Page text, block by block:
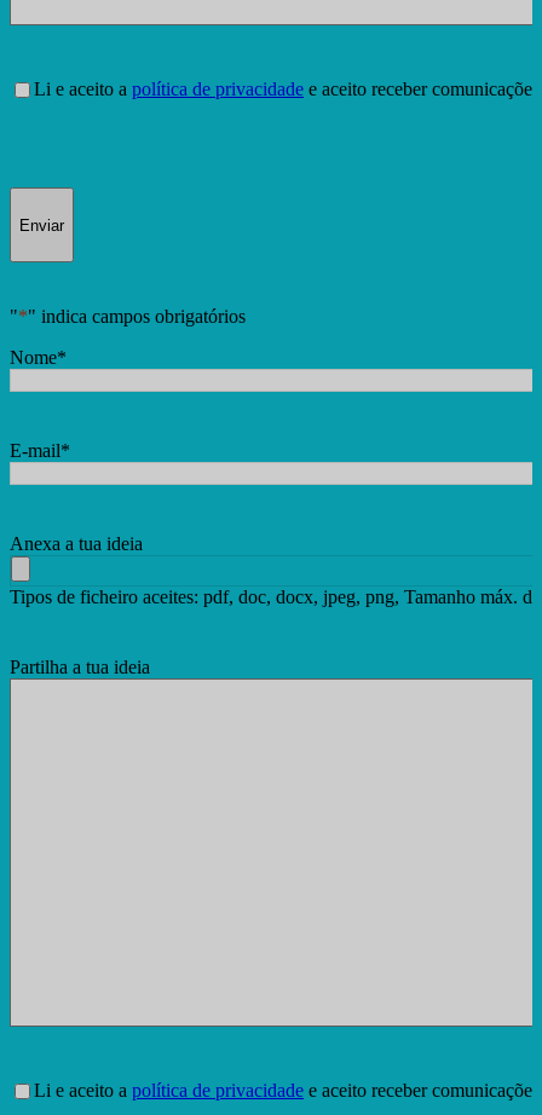
Consentimento*
Li e aceito a política de privacidade e aceito receber
Enviar
"*" indica campos obrigatórios
Nome*
E-mail*
Anexa a tua ideia
Tipos de ficheiro aceites: pdf, doc, docx, jpeg, png, Tamanho máx.
Partilha a tua ideia
Consentimento
Li e aceito a política de privacidade e aceito receber